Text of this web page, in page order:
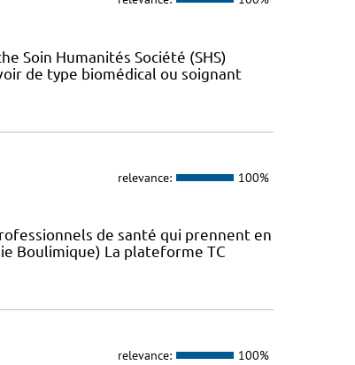
Soin Humanités Société (SHS)
de type biomédical ou soignant
relevance: 100%
de santé qui prennent en
Boulimique) La plateforme TC
relevance: 100%